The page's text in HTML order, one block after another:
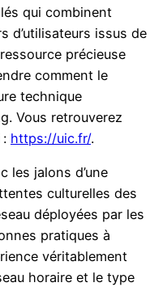
qui combinent
d’utilisateurs issus de
précieuse
comment le
technique
Vous retrouverez
: https://uic.fr/.
les jalons d’une
culturelles des
déployées par les
pratiques à
véritablement
horaire et le type